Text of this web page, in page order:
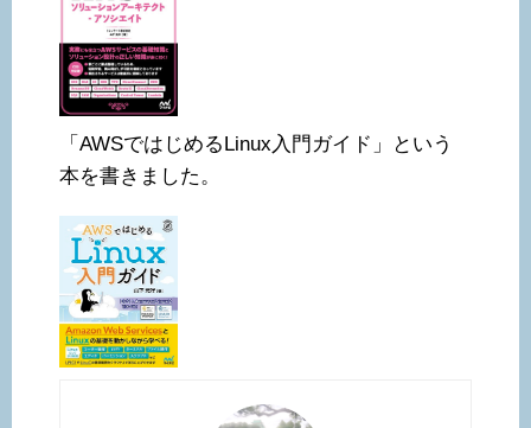
「AWSではじめるLinux入門ガイド」という
本を書きました。